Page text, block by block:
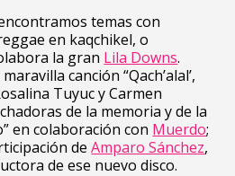
temas con
en kaqchikel, o
la gran Lila Downs.
canción “Qach’alal’,
Tuyuc y Carmen
de la memoria y de la
en colaboración con Muerdo;
deAmparo Sánchez,
de ese nuevo disco.